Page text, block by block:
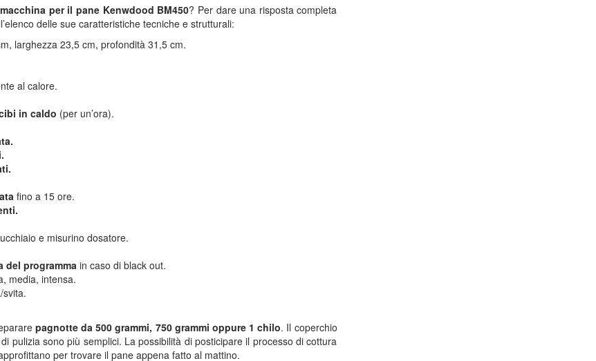
macchina per il pane Kenwdood BM450? Per dare una risposta completa
delle sue caratteristiche tecniche e strutturali:
larghezza 23,5 cm, profondità 31,5 cm.
al calore.
in caldo (per un’ora).
fino a 15 ore.
e misurino dosatore.
del programmain caso di black out.
media, intensa.
svita.
pagnotte da 500 grammi, 750 grammi oppure 1 chilo. Il coperchio
pulizia sono più semplici. La possibilità di posticipare il processo di cottura
per trovare il pane appena fatto al mattino.